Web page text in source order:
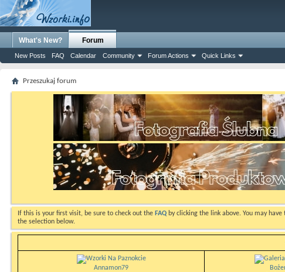
What's New? Forum
New Posts FAQ Calendar Community Forum Actions Quick Links
Przeszukaj forum
If this is your first visit, be sure to check out the FAQ by clicking the link above. You may have
the selection below.
Annamon79